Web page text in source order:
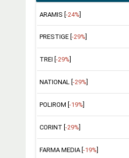
ARAMIS [-24%]
PRESTIGE [ -29%
TREI [ -29%
NATIONAL [ -29%
POLIROM [ -19%
CORINT [ -29%
FARMA MEDIA [ -19%